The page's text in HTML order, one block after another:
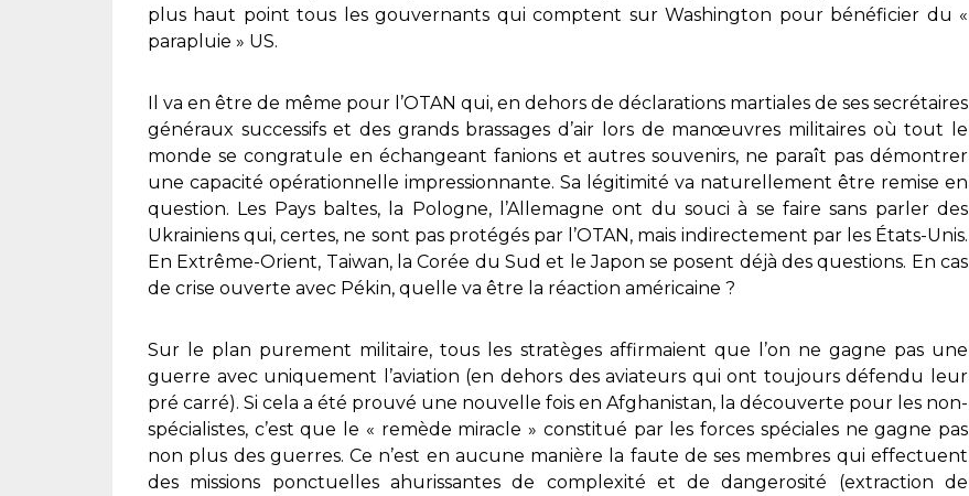
plus haut point tous les gouvernants qui comptent sur Washington pour bénéficier du «
parapluie » US.
Il va en être de même pour l’OTAN qui, en dehors de déclarations martiales de ses secrétaires
généraux successifs et des grands brassages d’air lors de manœuvres militaires où tout le
monde se congratule en échangeant fanions et autres souvenirs, ne paraît pas démontrer
une capacité opérationnelle impressionnante. Sa légitimité va naturellement être remise en
question. Les Pays baltes, la Pologne, l’Allemagne ont du souci à se faire sans parler des
Ukrainiens qui, certes, ne sont pas protégés par l’OTAN, mais indirectement par les États-Unis.
En Extrême-Orient, Taiwan, la Corée du Sud et le Japon se posent déjà des questions. En cas
de crise ouverte avec Pékin, quelle va être la réaction américaine ?
Sur le plan purement militaire, tous les stratèges affirmaient que l’on ne gagne pas une
guerre avec uniquement l’aviation (en dehors des aviateurs qui ont toujours défendu leur
pré carré). Si cela a été prouvé une nouvelle fois en Afghanistan, la découverte pour les non-
spécialistes, c’est que le « remède miracle » constitué par les forces spéciales ne gagne pas
non plus des guerres. Ce n’est en aucune manière la faute de ses membres qui effectuent
des missions ponctuelles ahurissantes de complexité et de dangerosité (extraction de